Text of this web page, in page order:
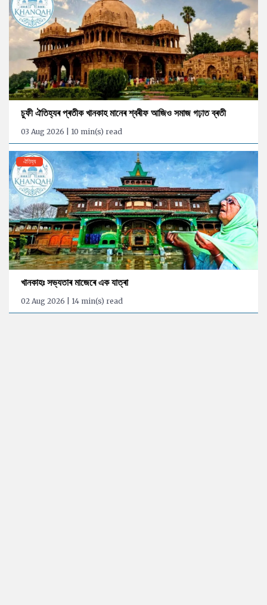
চুফী ঐতিহ্যৰ প্ৰতীক খানকাহ মানেৰ শ্বৰীফ আজিও সমাজ গঢ়াত ব্ৰতী
03 Aug 2026 | 10 min(s) read
ঐতিহ্য
খানকাহঃ সভ্যতাৰ মাজেৰে এক যাত্ৰা
02 Aug 2026 | 14 min(s) read